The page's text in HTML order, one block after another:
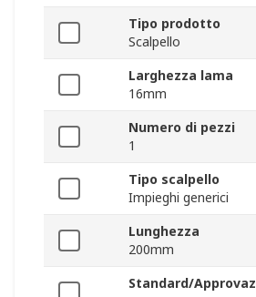
Tipo prodotto
Scalpello
Larghezza lama
16mm
Numero di pezzi
1
Tipo scalpello
Impieghi generici
Lunghezza
200mm
Standard/